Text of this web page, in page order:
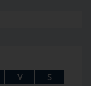
V
S